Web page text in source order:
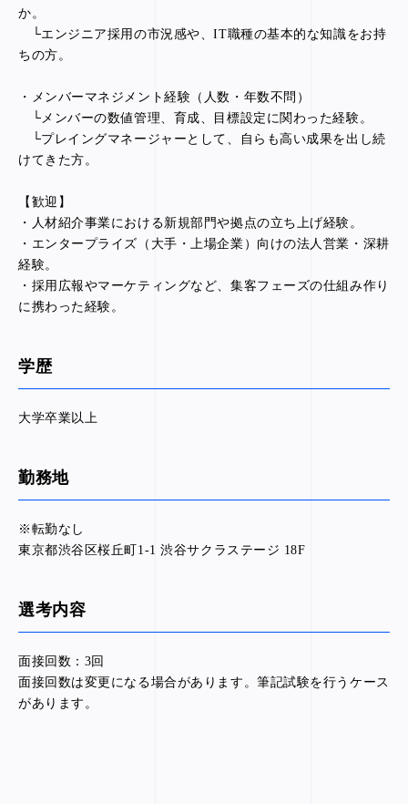
か。
└エンジニア採用の市況感や、IT職種の基本的な知識をお持
ちの方。
・メンバーマネジメント経験（人数・年数不問）
└メンバーの数値管理、育成、目標設定に関わった経験。
└プレイングマネージャーとして、自らも高い成果を出し続
けてきた方。
【歓迎】
・人材紹介事業における新規部門や拠点の立ち上げ経験。
・エンタープライズ（大手・上場企業）向けの法人営業・深耕
経験。
・採用広報やマーケティングなど、集客フェーズの仕組み作り
に携わった経験。
学歴
大学卒業以上
勤務地
※転勤なし
東京都渋谷区桜丘町1-1 渋谷サクラステージ 18F
選考内容
面接回数：3回
面接回数は変更になる場合があります。筆記試験を行うケース
があります。